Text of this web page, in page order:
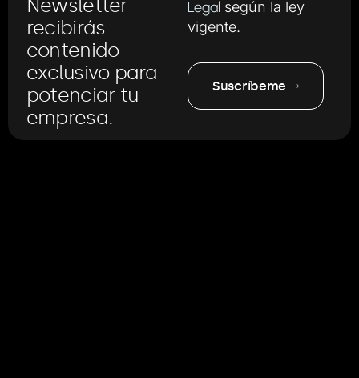
Newsletter
recibirás
contenido
exclusivo para
potenciar tu
empresa.
Legal según la ley
vigente.
Suscríbeme